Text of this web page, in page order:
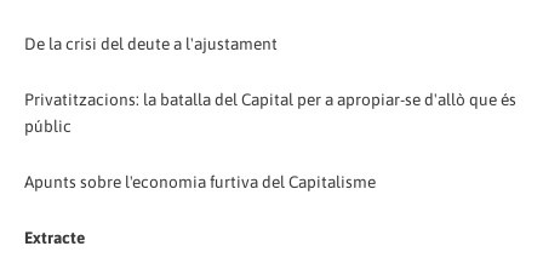
De la crisi del deute a l'ajustament
Privatitzacions: la batalla del Capital per a apropiar-se d'allò que és
públic
Apunts sobre l'economia furtiva del Capitalisme
Extracte